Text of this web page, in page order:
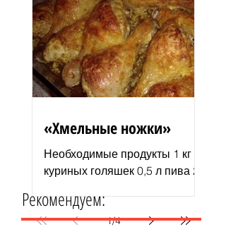
молотый перец 2–3 ст. л.
растительного...
«Хмельные ножки»
Необходимые продукты 1 кг
куриных голяшек 0,5 л пива 2–
курицы соль и перец по вкусу
1 пачка изюма (200 г )...
1/4
Рекомендуем: